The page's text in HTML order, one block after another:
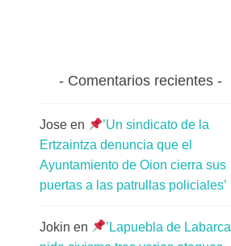
Comentarios recientes
Jose en
’Un sindicato de la
Ertzaintza denuncia que el
Ayuntamiento de Oion cierra sus
puertas a las patrullas policiales’
Jokin en
’Lapuebla de Labarca